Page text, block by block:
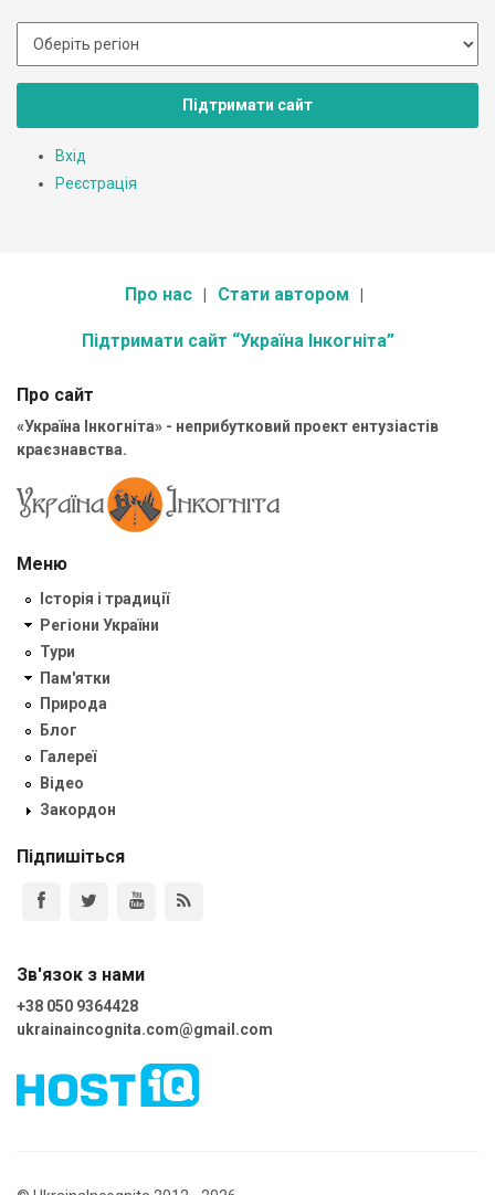
Підтримати сайт
Вхід
Реєстрація
Про нас Стати автором
Підтримати сайт “Україна Інкогніта”
Про сайт
«Україна Інкогніта» - неприбутковий проект ентузіастів
краєзнавства.
Меню
Історія і традиції
Регіони України
Тури
Пам'ятки
Природа
Блог
Галереї
Відео
Закордон
Підпишіться
Зв'язок з нами
+38 050 9364428
ukrainaincognita.com@gmail.com